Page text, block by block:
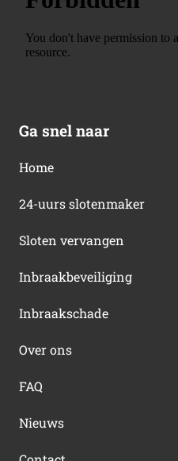
Ga snel naar
Home
24-uurs slotenmaker
Sloten vervangen
Inbraakbeveiliging
Inbraakschade
Over ons
FAQ
Nieuws